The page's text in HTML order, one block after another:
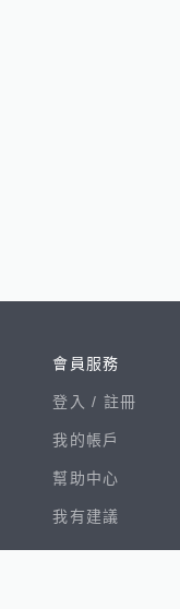
會員服務
登入 / 註冊
我的帳戶
幫助中心
我有建議